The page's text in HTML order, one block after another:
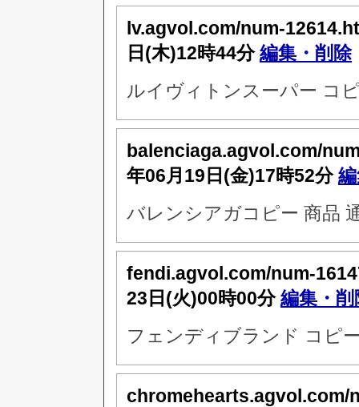
lv.agvol.com/num-
日(木)12時44分編集・削除
ルイヴィトンスーパー コ
balenciaga.agvol.com/
年06月19日(金)17時52分
バレンシアガコピー 商品
fendi.agvol.com/num-
23日(火)00時00分編集・削
フェンディブランド コピ
chromehearts.agvol.com/